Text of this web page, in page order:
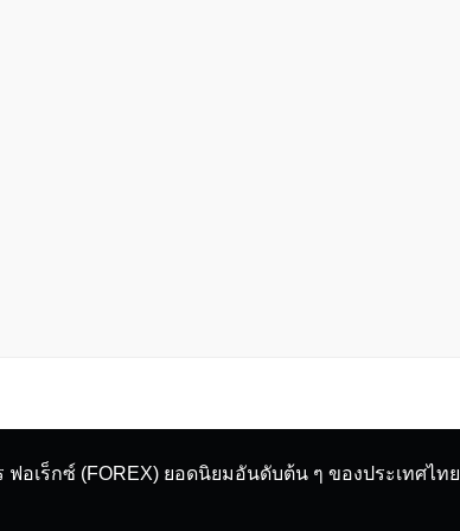
อเร็กซ์ (FOREX) ยอดนิยมอันดับต้น ๆ ของประเทศไทย